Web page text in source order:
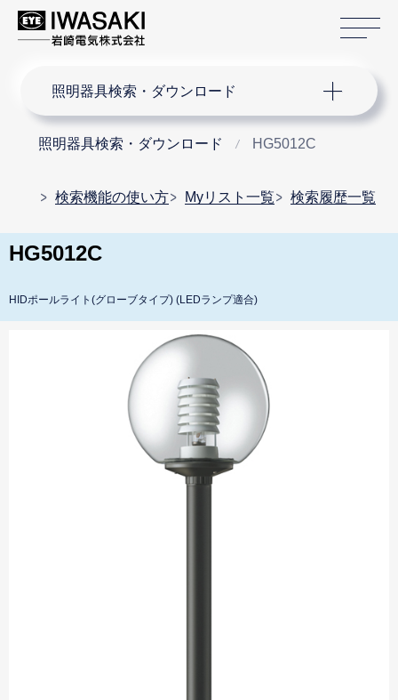
照明器具検索・ダウンロード
照明器具検索・ダウンロード HG5012C
検索機能の使い方 Myリスト一覧 検索履歴一覧
HG5012C
HIDポールライト(グローブタイプ) (LEDランプ適合)